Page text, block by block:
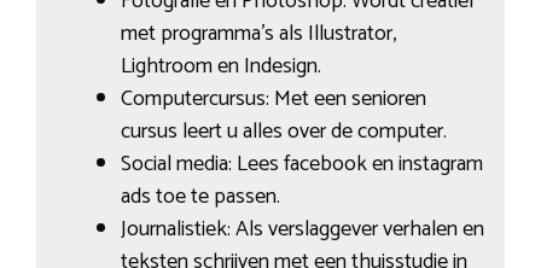
met programma’s als Illustrator,
Lightroom en Indesign.
Computercursus: Met een senioren
cursus leert u alles over de computer.
Social media: Lees facebook en instagram
ads toe te passen.
Journalistiek: Als verslaggever verhalen en